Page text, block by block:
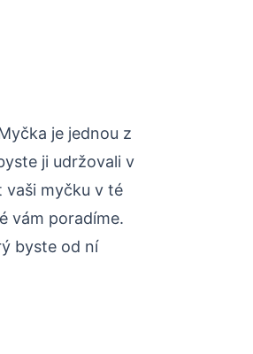
je jednou z
ji udržovali v
vaši myčku v té
vám poradíme.
byste od ní